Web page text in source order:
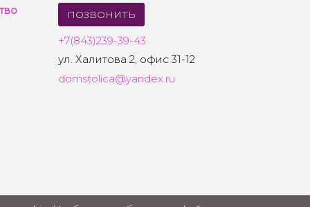
ПОЗВОНИТЬ
+7(843)239-39-43
ул. Халитова 2, офис 31-12
domstolica@yandex.ru